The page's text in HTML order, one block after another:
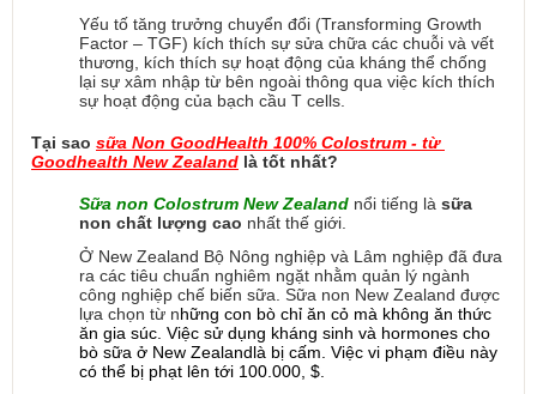
Yếu tố tăng trưởng chuyển đổi (Transforming Growth
Factor – TGF) kích thích sự sửa chữa các chuỗi và vết
thương, kích thích sự hoạt động của kháng thể chống
lại sự xâm nhập từ bên ngoài thông qua việc kích thích
sự hoạt động của bạch cầu T cells.
Tại sao sữa Non GoodHealth 100% Colostrum - từ
Goodhealth New Zealand là tốt nhất?
Sữa non Colostrum New Zealand nổi tiếng là sữa
non chất lượng cao nhất thế giới.
Ở New Zealand Bộ Nông nghiệp và Lâm nghiệp đã đưa
ra các tiêu chuẩn nghiêm ngặt nhằm quản lý ngành
công nghiệp chế biến sữa. Sữa non New Zealand được
lựa chọn từ những con bò chỉ ăn cỏ mà không ăn thức
ăn gia súc. Việc sử dụng kháng sinh và hormones cho
bò sữa ở New Zealandlà bị cấm. Việc vi phạm điều này
có thể bị phạt lên tới 100.000, $.